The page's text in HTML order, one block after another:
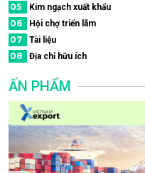
05 Kim ngạch xuất khẩu
06 Hội chợ triển lãm
07 Tài liệu
08 Địa chỉ hữu ích
ẤN PHẨM